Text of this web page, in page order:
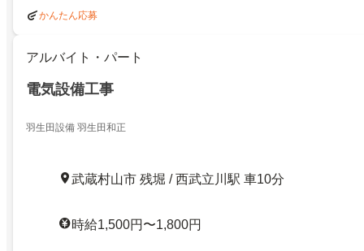
かんたん応募
アルバイト・パート
電気設備工事
羽生田設備 羽生田和正
武蔵村山市 残堀 / 西武立川駅 車10分
時給1,500円〜1,800円